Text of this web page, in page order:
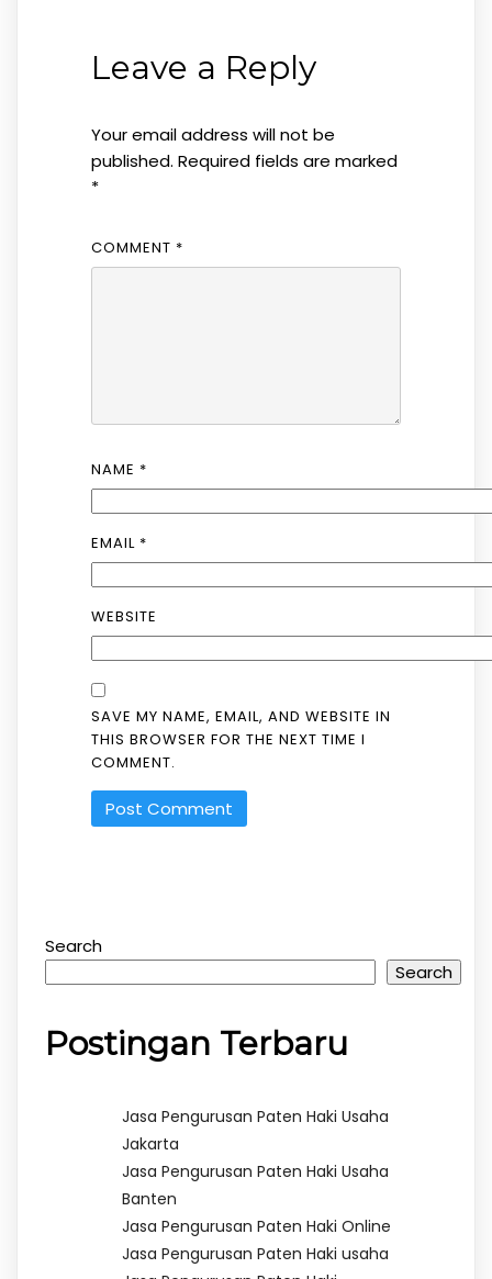
Leave a Reply
Your email address will not be
published. Required fields are marked
*
COMMENT *
NAME *
EMAIL *
WEBSITE
SAVE MY NAME, EMAIL, AND WEBSITE IN
THIS BROWSER FOR THE NEXT TIME I
COMMENT.
Search
Search
Postingan Terbaru
Jasa Pengurusan Paten Haki Usaha
Jakarta
Jasa Pengurusan Paten Haki Usaha
Banten
Jasa Pengurusan Paten Haki Online
Jasa Pengurusan Paten Haki usaha